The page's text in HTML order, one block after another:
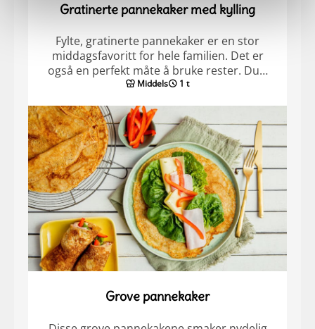
Gratinerte pannekaker med kylling
Fylte, gratinerte pannekaker er en stor
middagsfavoritt for hele familien. Det er
også en perfekt måte å bruke rester. Du…
Middels 1 t
Grove pannekaker